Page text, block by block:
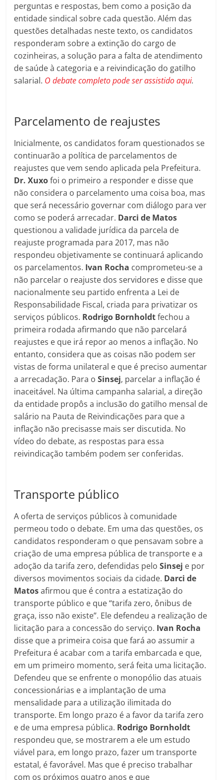
perguntas e respostas, bem como a posição da
entidade sindical sobre cada questão. Além das
questões detalhadas neste texto, os candidatos
responderam sobre a extinção do cargo de
cozinheiras, a solução para a falta de atendimento
de saúde à categoria e a reivindicação do gatilho
salarial. O debate completo pode ser assistido aqui.
Parcelamento de reajustes
Inicialmente, os candidatos foram questionados se
continuarão a política de parcelamentos de
reajustes que vem sendo aplicada pela Prefeitura.
Dr. Xuxofoi o primeiro a responder e disse que
não considera o parcelamento uma coisa boa, mas
que será necessário governar com diálogo para ver
como se poderá arrecadar. Darci de Matos
questionou a validade jurídica da parcela de
reajuste programada para 2017, mas não
respondeu objetivamente se continuará aplicando
os parcelamentos. Ivan Rocha comprometeu-se a
não parcelar o reajuste dos servidores e disse que
nacionalmente seu partido enfrenta a Lei de
Responsabilidade Fiscal, criada para privatizar os
serviços públicos. Rodrigo Bornholdtfechou a
primeira rodada afirmando que não parcelará
reajustes e que irá repor ao menos a inflação. No
entanto, considera que as coisas não podem ser
vistas de forma unilateral e que é preciso aumentar
a arrecadação. Para oSinsej, parcelar a inflação é
inaceitável. Na última campanha salarial, a direção
da entidade propôs a inclusão do gatilho mensal de
salário na Pauta de Reivindicações para que a
inflação não precisasse mais ser discutida. No
vídeo do debate, as respostas para essa
reivindicação também podem ser conferidas.
Transporte público
A oferta de serviços públicos à comunidade
permeou todo o debate. Em uma das questões, os
candidatos responderam o que pensavam sobre a
criação de uma empresa pública de transporte e a
adoção da tarifa zero, defendidas peloSinsej e por
diversos movimentos sociais da cidade. Darci de
Matosafirmou que é contra a estatização do
transporte público e que “tarifa zero, ônibus de
graça, isso não existe”. Ele defendeu a realização de
licitação para a concessão do serviço. Ivan Rocha
disse que a primeira coisa que fará ao assumir a
Prefeitura é acabar com a tarifa embarcada e que,
em um primeiro momento, será feita uma licitação.
Defendeu que se enfrente o monopólio das atuais
concessionárias e a implantação de uma
mensalidade para a utilização ilimitada do
transporte. Em longo prazo é a favor da tarifa zero
e de uma empresa pública. Rodrigo Bornholdt
respondeu que, se mostrarem a ele um estudo
viável para, em longo prazo, fazer um transporte
estatal, é favorável. Mas que é preciso trabalhar
com os próximos quatro anos e que